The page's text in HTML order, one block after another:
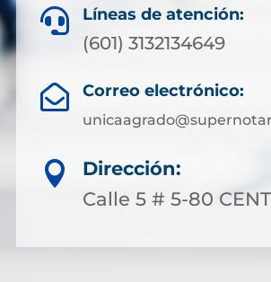
 Líneas de atención:
(601) 3132134649
 Correo electrónico:

Dirección:
Calle 5 # 5-80